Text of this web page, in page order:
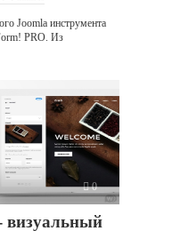
Joomla инструмента
PRO. Из
0
визуальный